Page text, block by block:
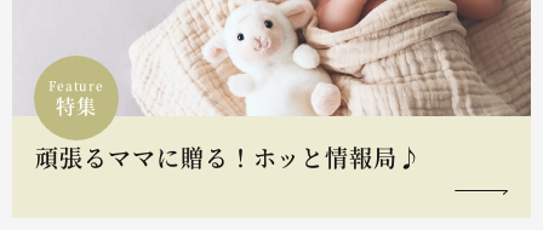
Feature
特集
頑張るママに贈る！ホッと情報局♪